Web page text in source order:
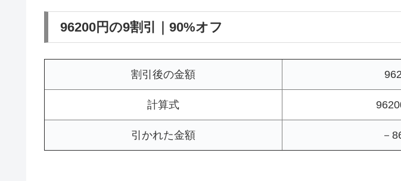
96200円の9割引｜90%オフ
割引後の金額
計算式
引かれた金額 －